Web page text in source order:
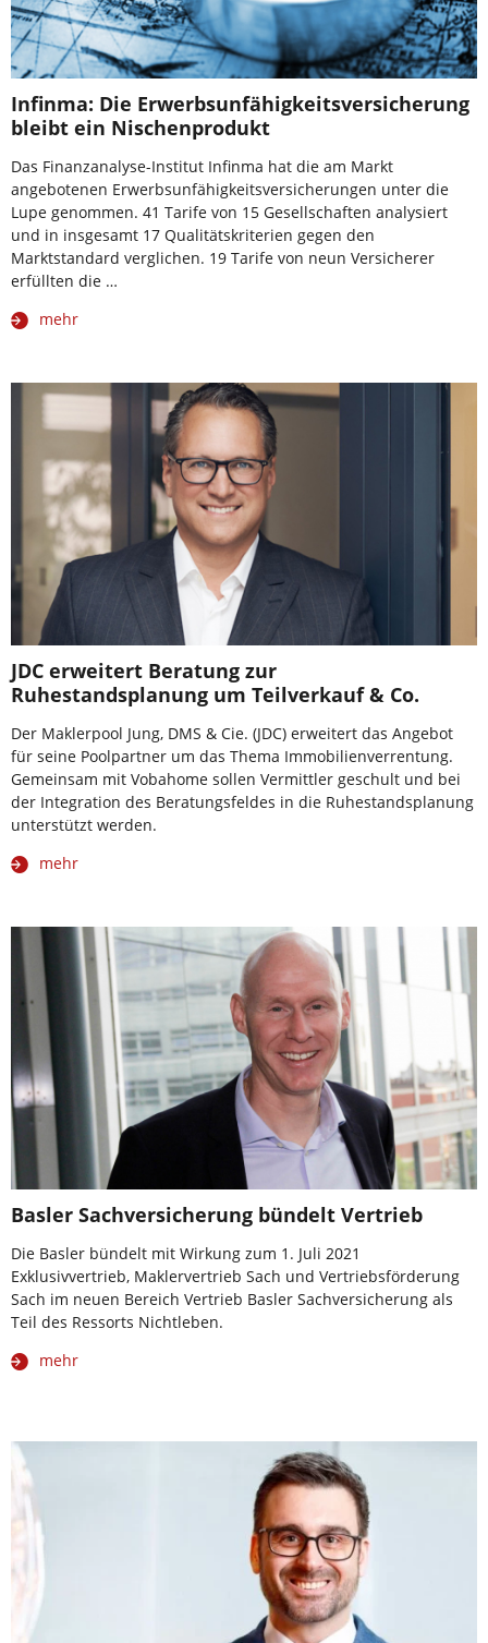
Infinma: Die Erwerbsunfähigkeitsversicherung
bleibt ein Nischenprodukt
Das Finanzanalyse-Institut Infinma hat die am Markt
angebotenen Erwerbsunfähigkeitsversicherungen unter die
Lupe genommen. 41 Tarife von 15 Gesellschaften analysiert
und in insgesamt 17 Qualitätskriterien gegen den
Marktstandard verglichen. 19 Tarife von neun Versicherer
erfüllten die …
mehr
JDC erweitert Beratung zur
Ruhestandsplanung um Teilverkauf & Co.
Der Maklerpool Jung, DMS & Cie. (JDC) erweitert das Angebot
für seine Poolpartner um das Thema Immobilienverrentung.
Gemeinsam mit Vobahome sollen Vermittler geschult und bei
der Integration des Beratungsfeldes in die Ruhestandsplanung
unterstützt werden.
mehr
Basler Sachversicherung bündelt Vertrieb
Die Basler bündelt mit Wirkung zum 1. Juli 2021
Exklusivvertrieb, Maklervertrieb Sach und Vertriebsförderung
Sach im neuen Bereich Vertrieb Basler Sachversicherung als
Teil des Ressorts Nichtleben.
mehr